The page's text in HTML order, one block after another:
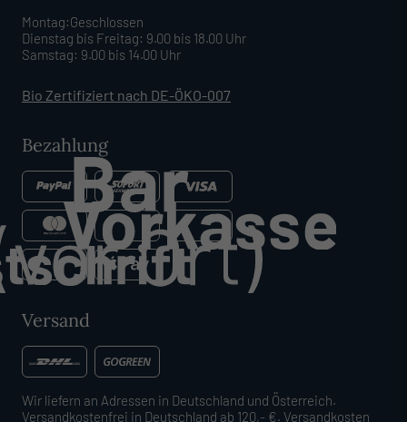
Montag:Geschlossen
Dienstag bis Freitag: 9.00 bis 18.00 Uhr
Samstag: 9.00 bis 14.00 Uhr
Bio Zertifiziert nach DE-ÖKO-007
Bezahlung
Versand
Wir liefern an Adressen in Deutschland und Österreich.
Versandkostenfrei in Deutschland ab 120,- €. Versandkosten